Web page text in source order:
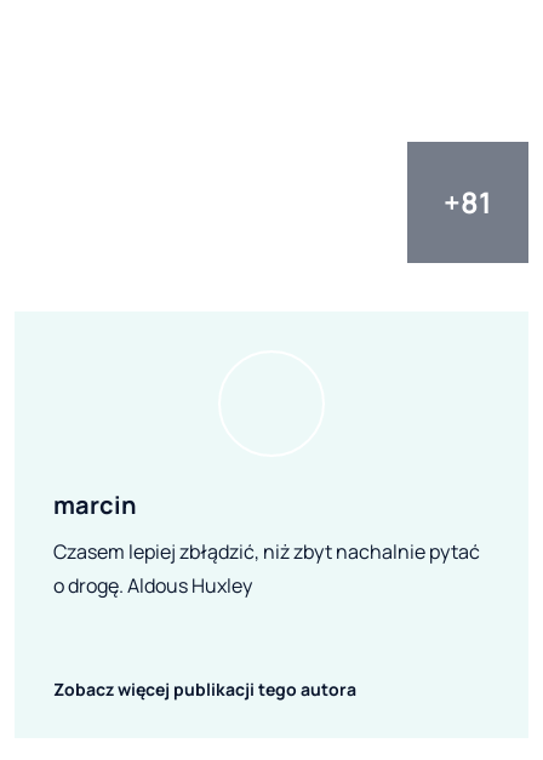
marcin
Czasem lepiej zbłądzić, niż zbyt nachalnie pytać
o drogę. Aldous Huxley
Zobacz więcej publikacji tego autora